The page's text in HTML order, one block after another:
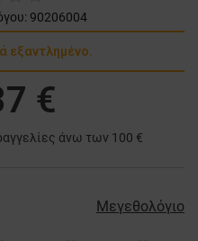
90206004
εξαντλημένο.
€
άνω των 100 €
Μεγεθολόγιο